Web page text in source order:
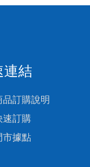
連結
品訂購說明
速訂購
市據點